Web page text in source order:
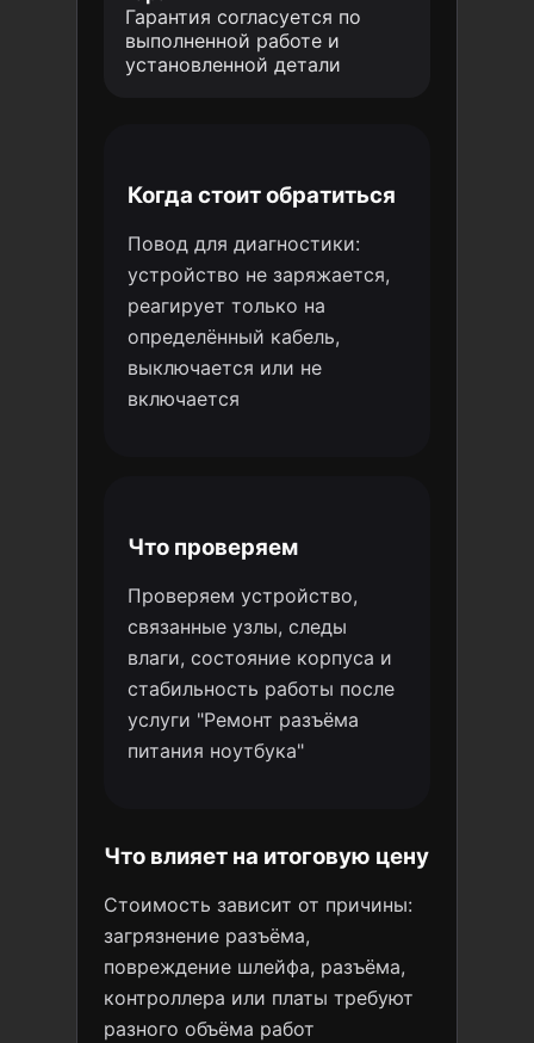
Гарантия согласуется по
выполненной работе и
установленной детали
Когда стоит обратиться
Повод для диагностики:
устройство не заряжается,
реагирует только на
определённый кабель,
выключается или не
включается
Что проверяем
Проверяем устройство,
связанные узлы, следы
влаги, состояние корпуса и
стабильность работы после
услуги "Ремонт разъёма
питания ноутбука"
Что влияет на итоговую цену
Стоимость зависит от причины:
загрязнение разъёма,
повреждение шлейфа, разъёма,
контроллера или платы требуют
разного объёма работ